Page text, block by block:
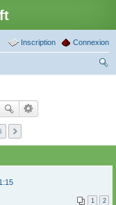
Connexion
Inscription
1 2